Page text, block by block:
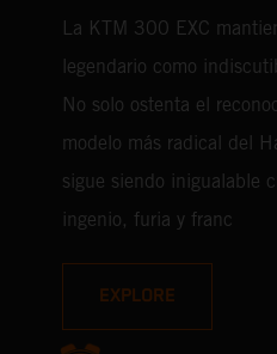
La KTM 300 EXC
legendario como
No solo ostenta el
modelo más radical del
sigue siendo inigualable
ingenio, furia y franc
EXPLORE